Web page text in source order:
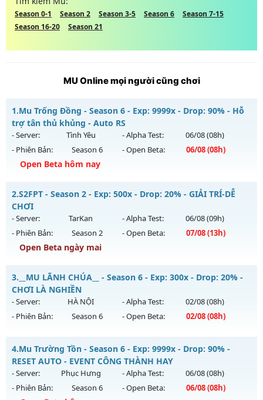
Season 0-1 Season 2 Season 3-5 Season 6
Season 7-15
Season 16-20
Season 21
MU Online mọi người cũng chơi
1.Mu Trống Đồng - Season 6 - Exp: 9999x - Drop: 90% - Hỗ
trợ tân thủ khủng - Auto RS
- Server: Tình Yêu - Alpha Test: 06/08(08h)
- Phiên Bản:
Season 6 - Open Beta: 06/08(08h)
Open Beta hôm nay
Mu Trống Đồng - Hỗ trợ tân thủ khủng - Auto RS
Mu mới ra tháng 08 2026 - Mở máy chủ
ngày 06/08/2626
Exp: 9999x - Drop: 90%
Kiểu reset: Reset In Game
Thể loại: Mu Nguyên bản Webzen
Antihack: ICMPROTECT ✅ 🔴 ✨ ⚡️
2.S2FPT - Season 2 - Exp: 500x - Drop: 20% - GIẢI TRÍ-DỄ
CHƠI
- Server: TarKan - Alpha Test: 06/08(09h)
- Phiên Bản:
Season 2 - Open Beta: 07/08(13h)
Open Beta ngày mai
S2FPT - GIẢI TRÍ-DỄ CHƠI
Mu mới ra tháng 08 2026 - Mở máy chủ
ngày 07/08/2626
Exp: 500x - Drop: 20%
Thể loại: Mu Nguyên bản Webzen
Antihack: PRO
3. __MU LÃNH CHÚA__ - Season 6 - Exp: 300x - Drop: 20% -
CHƠI LÀ NGHIỀN
- Server: HÀ NỘI - Alpha Test: 02/08(08h)
- Phiên Bản:
Season 6 - Open Beta: 02/08(08h)
__MU LÃNH CHÚA__ - CHƠI LÀ NGHIỀN
Mu mới ra tháng 08 2026 - Mở máy chủHÀ NỘI
ngày 02/08/2626
Exp: 300x - Drop: 20%
4.Mu Trường Tồn - Season 6 - Exp: 9999x - Drop: 90% -
RESET AUTO - EVENT CÔNG THÀNH HAY
- Server: Phục Hưng - Alpha Test: 06/08(08h)
- Phiên Bản:
Season 6 - Open Beta: 06/08(08h)